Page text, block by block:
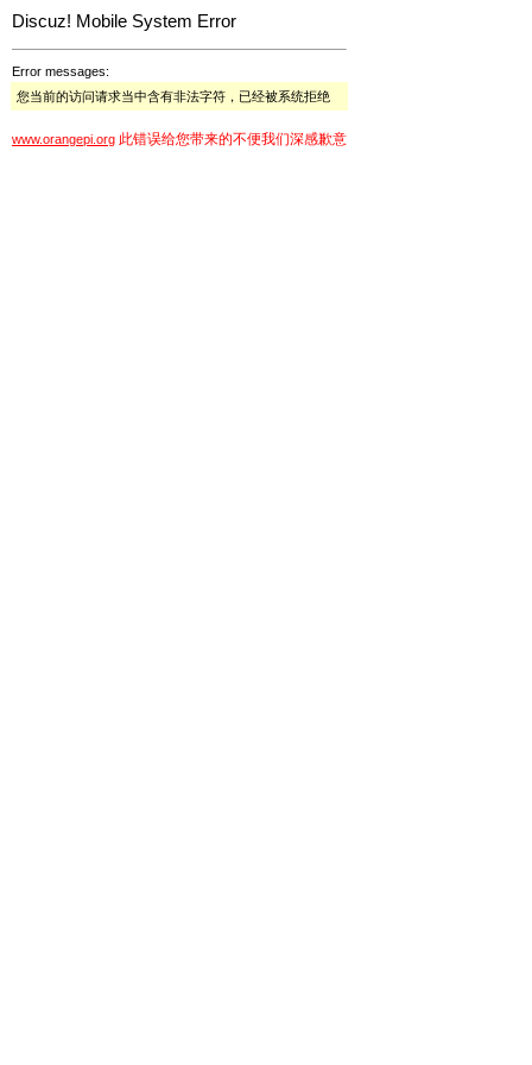
Discuz! Mobile System Error
Error messages:
您当前的访问请求当中含有非法字符，已经被系统拒绝
www.orangepi.org 此错误给您带来的不便我们深感歉意